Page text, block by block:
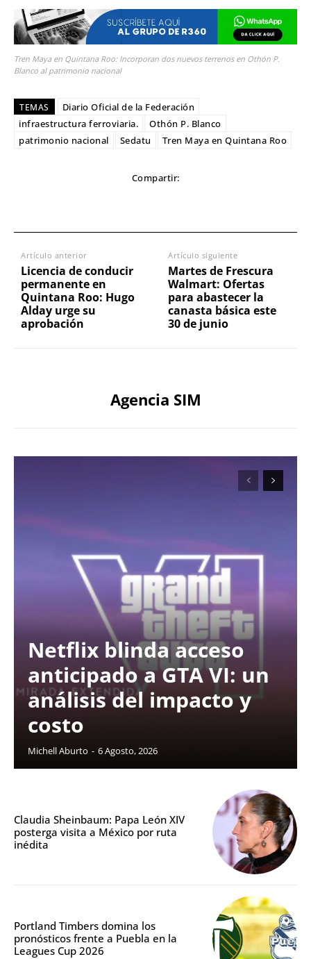
Tren Maya en Quintana Roo: Incorporan dos nuevos terrenos en Othón P.
Blanco al patrimonio nacional
TEMAS
Diario Oficial de la Federación
infraestructura ferroviaria.
Othón P. Blanco
patrimonio nacional
Sedatu Tren Maya en Quintana Roo
Compartir:
Artículo anterior
Licencia de conducir
permanente en
Quintana Roo: Hugo
Alday urge su
aprobación
Artículo siguiente
Martes de Frescura
Walmart: Ofertas
para abastecer la
canasta básica este
30 de junio
Agencia SIM
Netflix blinda acceso
anticipado a GTA VI: un
análisis del impacto y
costo
Michell Aburto - 6 Agosto, 2026
Claudia Sheinbaum: Papa León XIV
posterga visita a México por ruta
inédita
Portland Timbers domina los
pronósticos frente a Puebla en la
Leagues Cup 2026